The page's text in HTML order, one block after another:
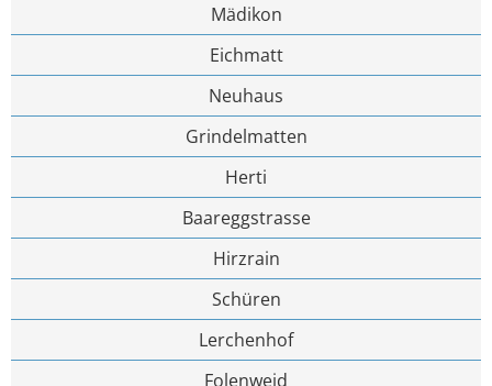
Mädikon
Eichmatt
Neuhaus
Grindelmatten
Herti
Baareggstrasse
Hirzrain
Schüren
Lerchenhof
Folenweid